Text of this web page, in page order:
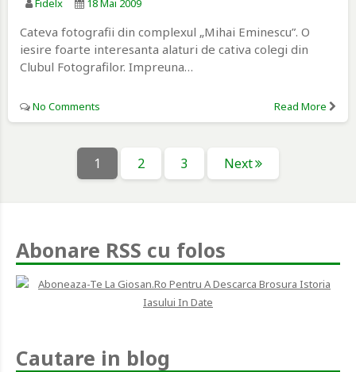
Cateva fotografii din complexul „Mihai Eminescu”. O
iesire foarte interesanta alaturi de cativa colegi din
Clubul Fotografilor. Impreuna…
No Comments Read More
Paginație
Page
1 Page
2 Page
3 Next
Abonare RSS cu folos
Cautare in blog